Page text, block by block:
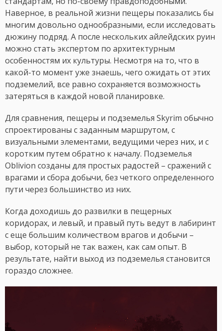
Наверное, в реальной жизни пещеры показались бы
многим довольно однообразными, если исследовать
дюжину подряд. А после нескольких айлейдских руин
можно стать экспертом по архитектурным
особенностям их культуры. Несмотря на то, что в
какой-то момент уже знаешь, чего ожидать от этих
подземелий, все равно сохраняется возможность
затеряться в каждой новой планировке.
Для сравнения, пещеры и подземелья Skyrim обычно
спроектированы с заданным маршрутом, с
визуальными элементами, ведущими через них, и с
коротким путем обратно к началу. Подземелья
Oblivion созданы для простых радостей – сражений с
врагами и сбора добычи, без четкого определенного
пути через большинство из них.
Когда доходишь до развилки в пещерных
коридорах, и левый, и правый путь ведут в лабиринт
с еще большим количеством врагов и добычи –
выбор, который не так важен, как сам опыт. В
результате, найти выход из подземелья становится
гораздо сложнее.